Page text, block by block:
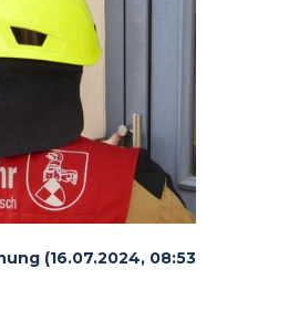
(16.07.2024, 08:53